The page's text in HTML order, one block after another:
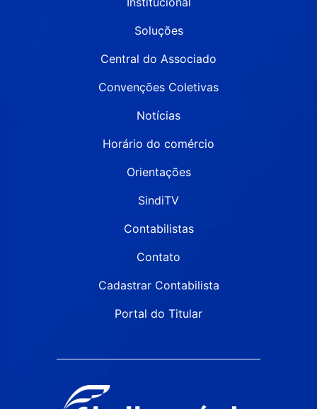
Soluções
Central do Associado
Convenções Coletivas
Notícias
Horário do comércio
Orientações
SindiTV
Contabilistas
Contato
Cadastrar Contabilista
Portal do Titular